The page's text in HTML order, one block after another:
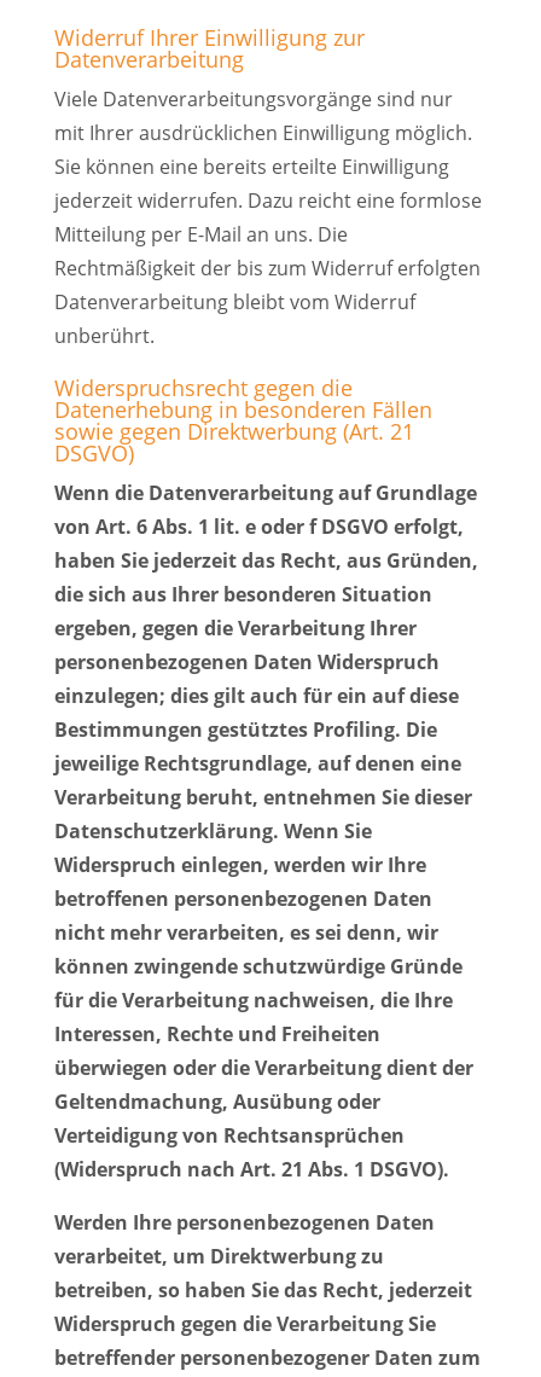
Widerruf Ihrer Einwilligung zur
Datenverarbeitung
Viele Datenverarbeitungsvorgänge sind nur
mit Ihrer ausdrücklichen Einwilligung möglich.
Sie können eine bereits erteilte Einwilligung
jederzeit widerrufen. Dazu reicht eine formlose
Mitteilung per E-Mail an uns. Die
Rechtmäßigkeit der bis zum Widerruf erfolgten
Datenverarbeitung bleibt vom Widerruf
unberührt.
Widerspruchsrecht gegen die
Datenerhebung in besonderen Fällen
sowie gegen Direktwerbung (Art. 21
DSGVO)
Wenn die Datenverarbeitung auf Grundlage
von Art. 6 Abs. 1 lit. e oder f DSGVO erfolgt,
haben Sie jederzeit das Recht, aus Gründen,
die sich aus Ihrer besonderen Situation
ergeben, gegen die Verarbeitung Ihrer
personenbezogenen Daten Widerspruch
einzulegen; dies gilt auch für ein auf diese
Bestimmungen gestütztes Profiling. Die
jeweilige Rechtsgrundlage, auf denen eine
Verarbeitung beruht, entnehmen Sie dieser
Datenschutzerklärung. Wenn Sie
Widerspruch einlegen, werden wir Ihre
betroffenen personenbezogenen Daten
nicht mehr verarbeiten, es sei denn, wir
können zwingende schutzwürdige Gründe
für die Verarbeitung nachweisen, die Ihre
Interessen, Rechte und Freiheiten
überwiegen oder die Verarbeitung dient der
Geltendmachung, Ausübung oder
Verteidigung von Rechtsansprüchen
(Widerspruch nach Art. 21 Abs. 1 DSGVO).
Werden Ihre personenbezogenen Daten
verarbeitet, um Direktwerbung zu
betreiben, so haben Sie das Recht, jederzeit
Widerspruch gegen die Verarbeitung Sie
betreffender personenbezogener Daten zum